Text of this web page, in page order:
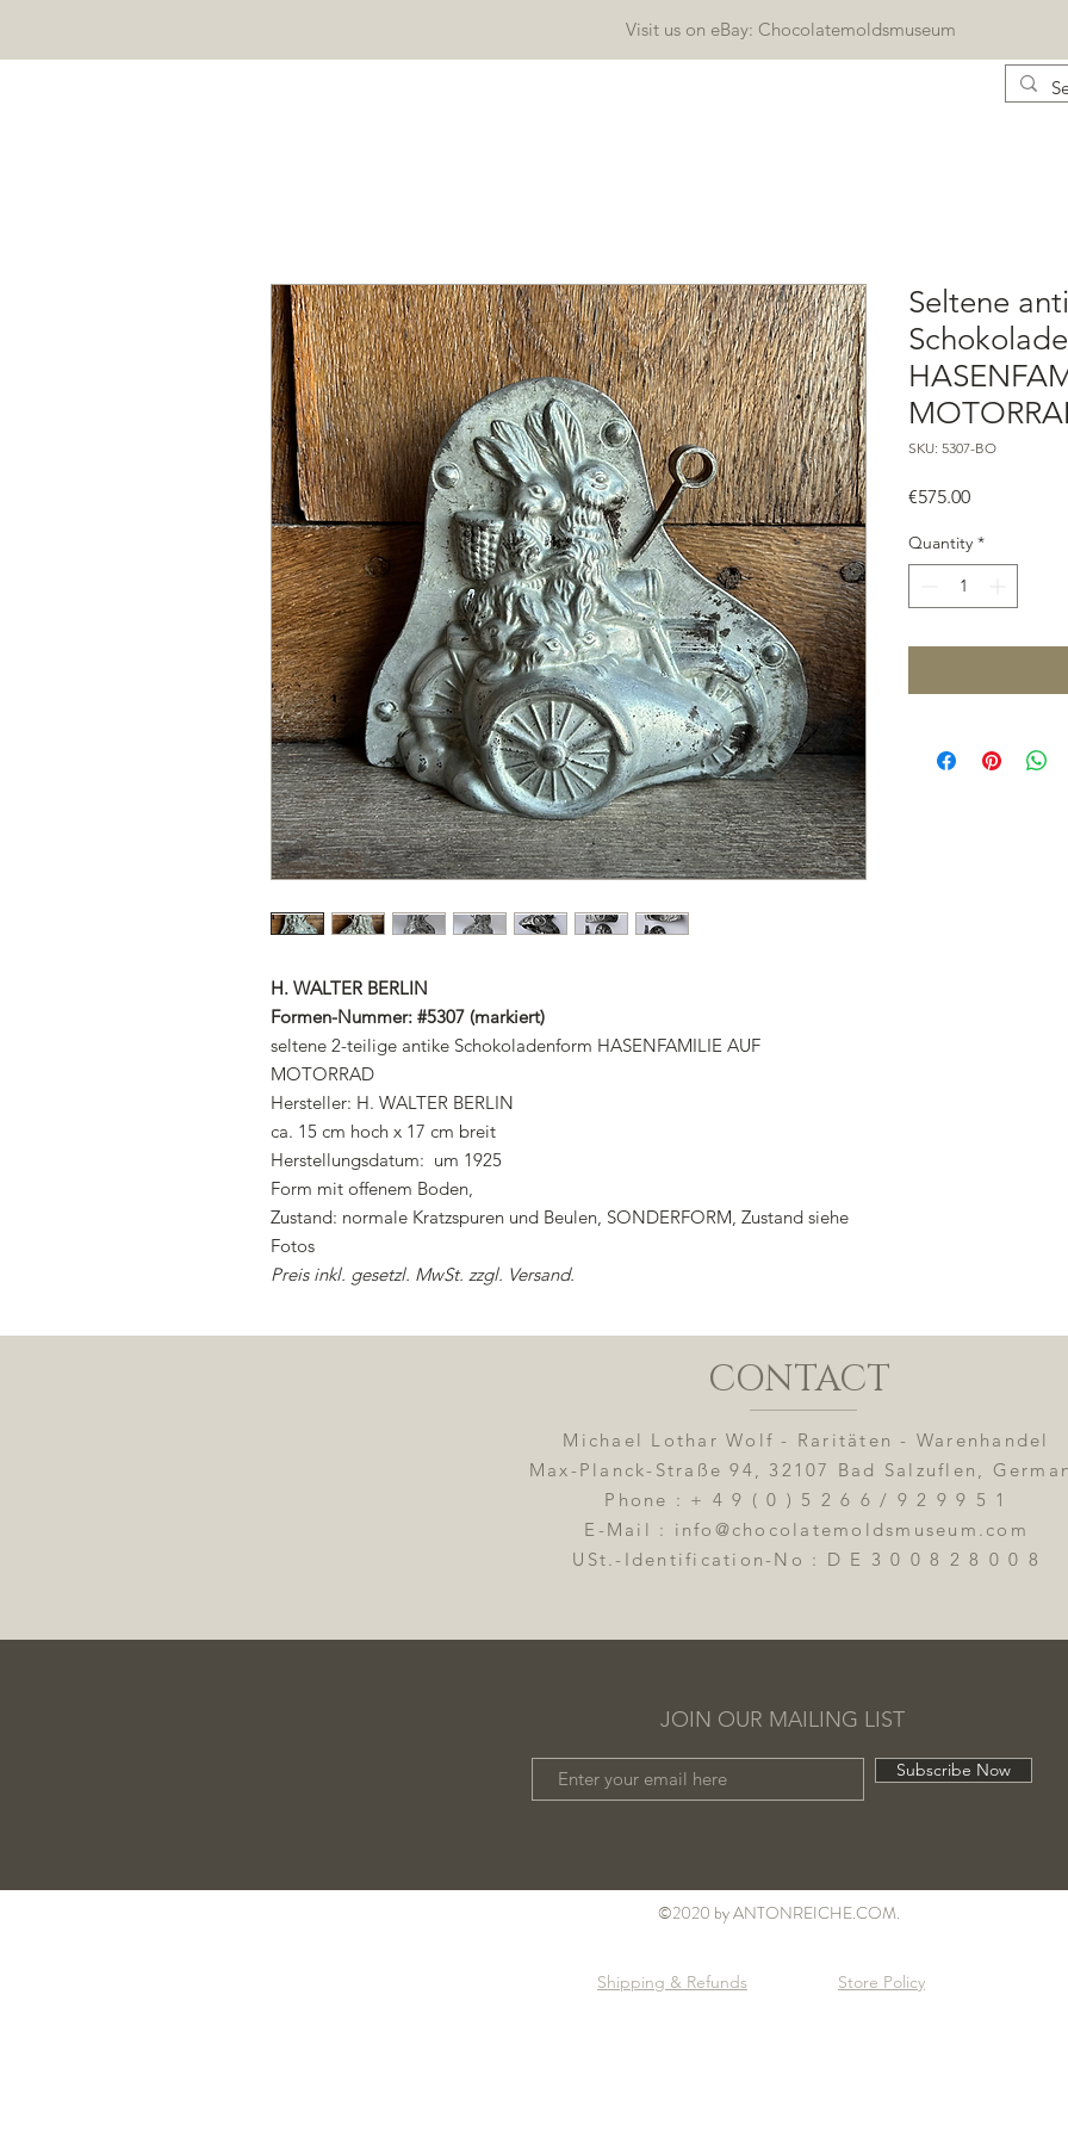
Visit us on eBay: Chocolatemoldsmuseum
H. WALTER BERLIN
Formen-Nummer: #5307 (markiert)
seltene 2-teilige antike Schokoladenform HASENFAMILIE AUF
MOTORRAD
Hersteller: H. WALTER BERLIN
ca. 15 cm hoch x 17 cm breit
Herstellungsdatum: um 1925
Form mit offenem Boden,
Zustand: normale Kratzspuren und Beulen, SONDERFORM, Zustand siehe
Fotos
Preis inkl. gesetzl. MwSt. zzgl. Versand.
Seltene
SKU: 5307-BO
€575.00Price
Quantity *
CONTACT
Michael Lothar Wolf - Raritäten - Warenhandel
Max-Planck-Straße 94, 32107 Bad Salzuflen,
Phone : + 4 9 ( 0 ) 5 2 6 6 / 9 2 9 9 5 1
E-Mail : info@chocolatemoldsmuseum.com
USt.-Identification-No : D E 3 0 0 8 2 8 0 0 8
JOIN OUR MAILING LIST
Subscribe Now
Shipping & Refunds Store Policy
©2020 by ANTONREICHE.COM.